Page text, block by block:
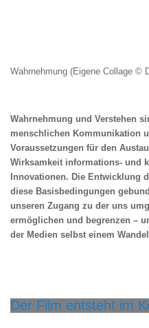
Wahrnehmung (Eigene Collage ©
Wahrnehmung und Verstehen
menschlichen Kommunikation
Voraussetzungen für den
Wirksamkeit informations- und
Innovationen. Die Entwicklung
diese Basisbedingungen
unseren Zugang zu der uns
ermöglichen und begrenzen –
der Medien selbst einem
Der Film entsteht im